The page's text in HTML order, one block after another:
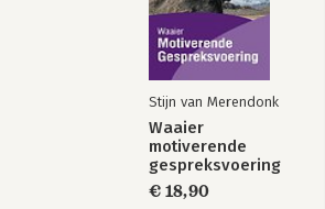
Stijn van Merendonk
Waaier
motiverende
gespreksvoering
€ 18,90